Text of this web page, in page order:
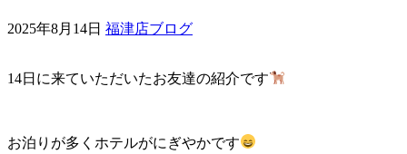
（福
岡
2025年8月14日 福津店ブログ
14日に来ていただいたお友達の紹介です
お泊りが多くホテルがにぎやかです